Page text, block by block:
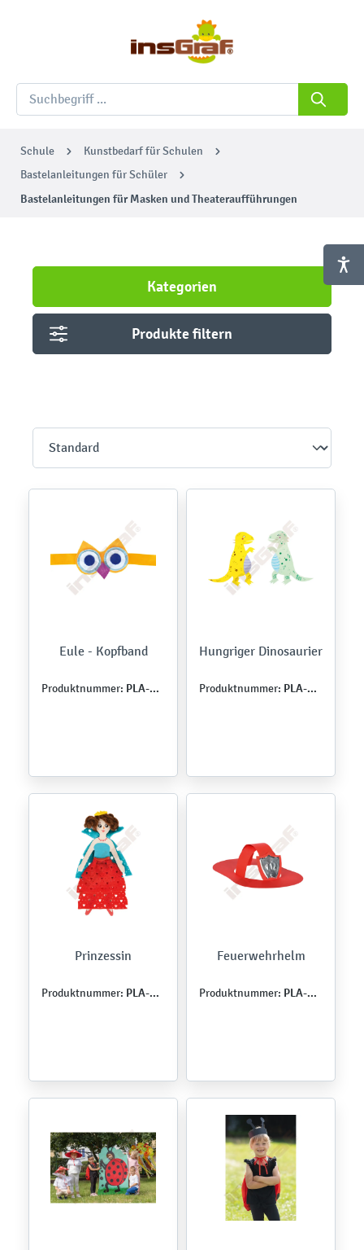
Schule
Kunstbedarf für Schulen
Bastelanleitungen für Schüler
Bastelanleitungen für Masken und Theateraufführungen
Kategorien
Produkte filtern
Eule - Kopfband
Produktnummer: PLA-ROK-0019
Hungriger Dinosaurier
Produktnummer: PLA-ROK-0017
Prinzessin
Produktnummer: PLA-ROK-0011
Feuerwehrhelm
Produktnummer: PLA-ROK-0026